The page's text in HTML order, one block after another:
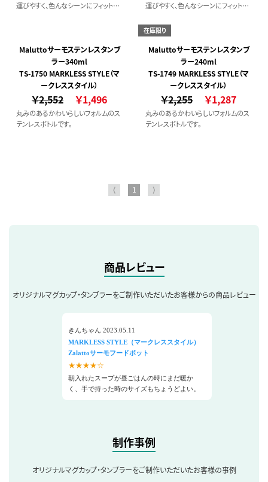
運びやすく、色んなシーンにフィットす
運びやすく、色んなシーンにフィットす
Maluttoサーモステンレスタンブ
ラー340ml
TS-1750 MARKLESS STYLE（マ
ークレススタイル）
￥2,552 ￥1,496
丸みのあるかわいらしいフォルムのス
テンレスボトルです。
在庫限り
Maluttoサーモステンレスタンブ
ラー240ml
TS-1749 MARKLESS STYLE（マ
ークレススタイル）
￥2,255 ￥1,287
丸みのあるかわいらしいフォルムのス
テンレスボトルです。
⟨ 1 ⟩
商品レビュー
オリジナルマグカップ・タンブラーをご制作いただいたお客様からの商品レビュー
きんちゃん 2023.05.11
MARKLESS STYLE（マークレススタイル）
Zalattoサーモフードポット
★★★★☆
朝入れたスープが昼ごはんの時にまだ暖か
く、手で持った時のサイズもちょうどよい。
制作事例
オリジナルマグカップ・タンブラーをご制作いただいたお客様の事例